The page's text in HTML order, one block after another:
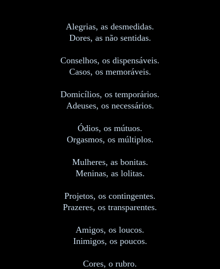
Alegrias, as desmedidas.
Dores, as não sentidas.
Conselhos, os dispensáveis.
Casos, os memoráveis.
Domicílios, os temporários.
Adeuses, os necessários.
Ódios, os mútuos.
Orgasmos, os múltiplos.
Mulheres, as bonitas.
Meninas, as lolitas.
Projetos, os contingentes.
Prazeres, os transparentes.
Amigos, os loucos.
Inimigos, os poucos.
Cores, o rubro.